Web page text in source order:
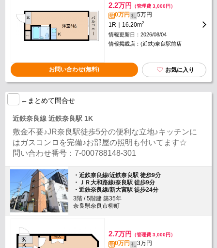
2.2万円 （管理費 3,000円）
敷0万円 礼5万円
1R｜16.20m2
情報更新日：2026/08/04
情報掲載店：(近鉄)奈良駅前店
お問い合わせ(無料) お気に入り
←まとめて問合せ
近鉄奈良線 近鉄奈良駅 1K
敷金不要♪JR奈良駅徒歩5分の便利な立地♪キッチンに
はガスコンロを完備♪お部屋の照明も付いてます☆
問い合わせ番号：7-000788148-301
・近鉄奈良線/近鉄奈良駅 徒歩9分
・ＪＲ大和路線/奈良駅 徒歩9分
・近鉄奈良線/新大宮駅 徒歩24分
3階 / 5階建 築35年
奈良県奈良市柳町
2.7万円 （管理費 3,000円）
敷0万円 礼3万円